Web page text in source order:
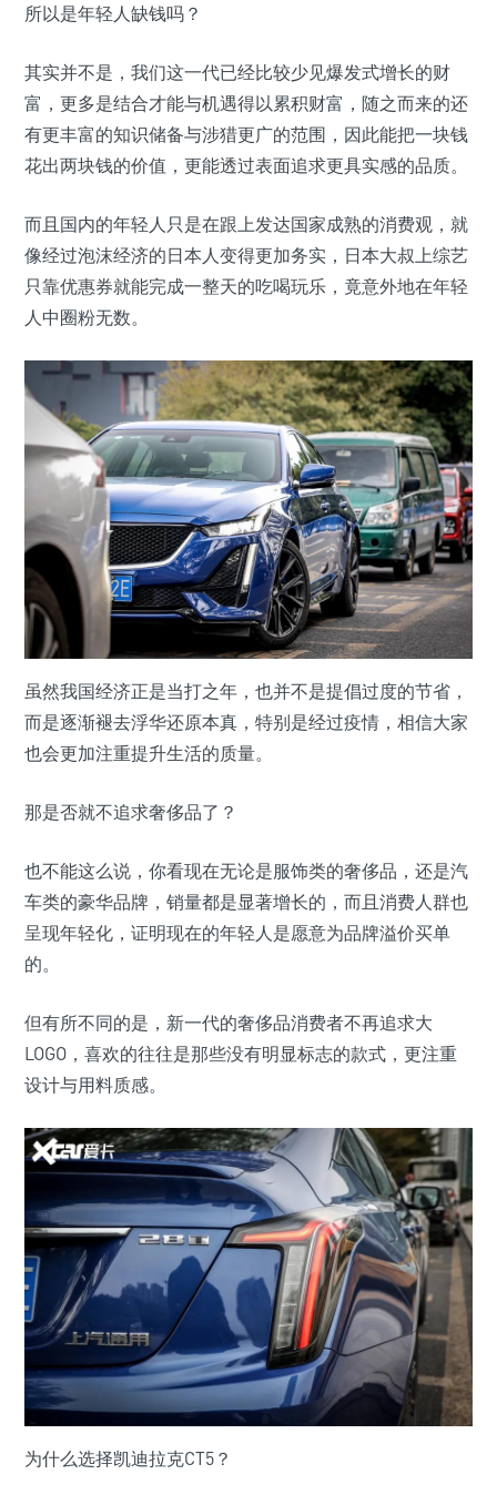
所以是年轻人缺钱吗？
其实并不是，我们这一代已经比较少见爆发式增长的财
富，更多是结合才能与机遇得以累积财富，随之而来的还
有更丰富的知识储备与涉猎更广的范围，因此能把一块钱
花出两块钱的价值，更能透过表面追求更具实感的品质。
而且国内的年轻人只是在跟上发达国家成熟的消费观，就
像经过泡沫经济的日本人变得更加务实，日本大叔上综艺
只靠优惠券就能完成一整天的吃喝玩乐，竟意外地在年轻
人中圈粉无数。
虽然我国经济正是当打之年，也并不是提倡过度的节省，
而是逐渐褪去浮华还原本真，特别是经过疫情，相信大家
也会更加注重提升生活的质量。
那是否就不追求奢侈品了？
也不能这么说，你看现在无论是服饰类的奢侈品，还是汽
车类的豪华品牌，销量都是显著增长的，而且消费人群也
呈现年轻化，证明现在的年轻人是愿意为品牌溢价买单
的。
但有所不同的是，新一代的奢侈品消费者不再追求大
LOGO，喜欢的往往是那些没有明显标志的款式，更注重
设计与用料质感。
为什么选择凯迪拉克CT5？